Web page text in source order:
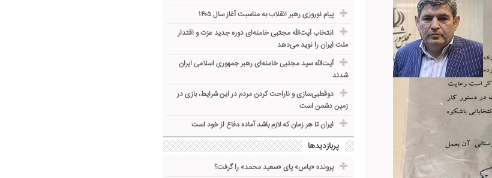
پیام نوروزی رهبر انقلاب به مناسبت آغاز سال ۱۴۰۵
انتخاب آیت‌الله مجتبی خامنه‌ای دوره جدید عزت و اقتدار
ملت ایران را نوید می‌دهد
آیت‌الله سید مجتبی خامنه‌ای رهبر جمهوری اسلامی ایران
شدند
دوقطبی‌سازی و ناراحت کردن مردم در این شرایط، بازی در
زمین دشمن است
ایران تا هر زمان که لازم باشد آماده دفاع از خود است
پربازدیدها
پرونده «یاس» پای «سعید محمد» را گرفت؟